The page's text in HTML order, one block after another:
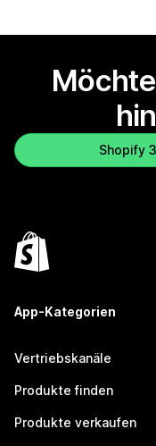
Shopify
App-Kategorien
Vertriebskanäle
Produkte finden
Produkte verkaufen